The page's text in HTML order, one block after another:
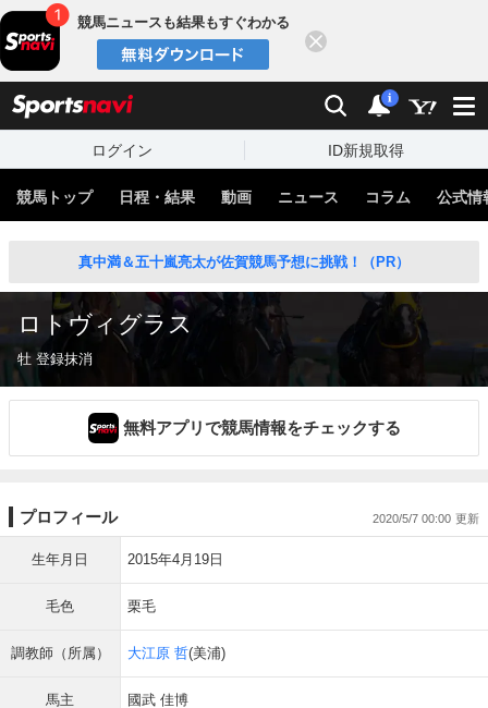
競馬ニュースも結果もすぐわかる
検索 通知
i
ログイン ID新規取得
競馬トップ 日程・結果 動画 ニュース コラム 公式情
真中満＆五十嵐亮太が佐賀競馬予想に挑戦！（PR）
ロトヴィグラス
牡 登録抹消
無料アプリで競馬情報をチェックする
プロフィール 2020/5/7 00:00
生年月日 2015年4月19日
毛色 栗毛
調教師（所属） 大江原 哲(美浦)
馬主 國武 佳博